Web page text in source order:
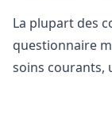
La plupart des
questionnaire
soins courants,